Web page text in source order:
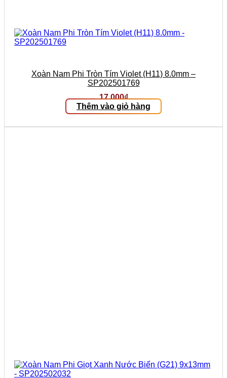
Xoàn Nam Phi Tròn Tím Violet (H11) 8.0mm –
SP202501769
17.000₫
Thêm vào giỏ hàng